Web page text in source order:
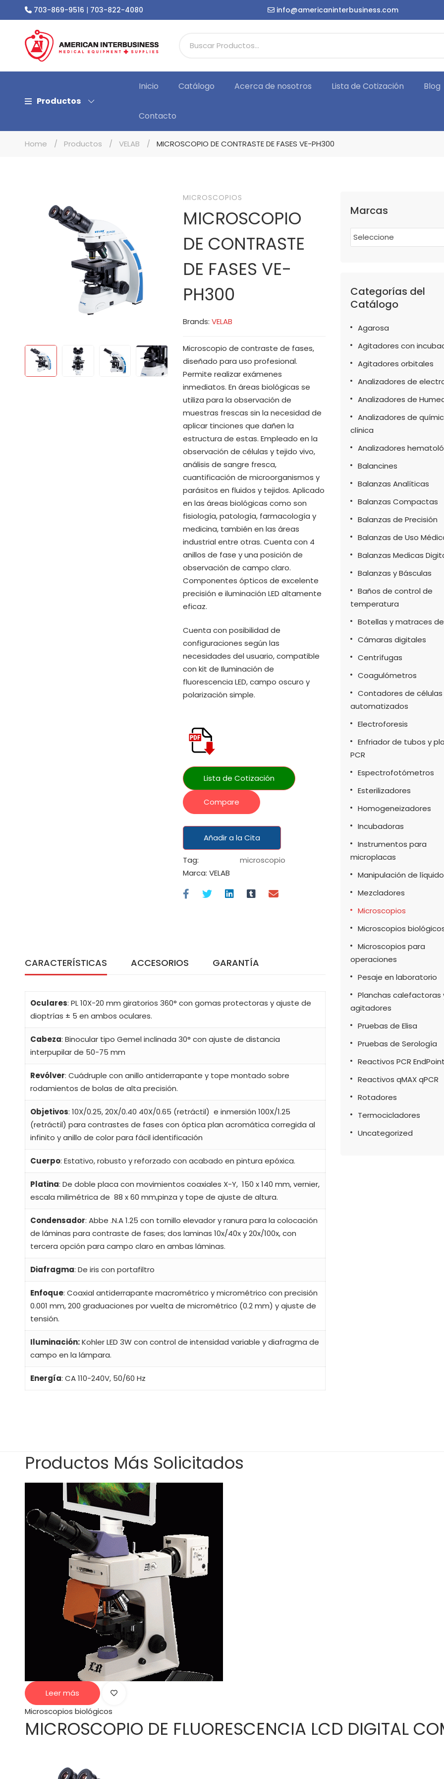
703-869-9516 | 703-822-4080 info@americaninterbusiness.com
Productos
Inicio Catálogo Acerca de nosotros Lista de Cotización Blog
Contacto
Home Productos VELAB MICROSCOPIO DE CONTRASTE DE FASES VE-PH300
MICROSCOPIOS
MICROSCOPIO
DE CONTRASTE
DE FASES VE-
PH300
Brands: VELAB
Microscopio de contraste de fases,
diseñado para uso profesional.
Permite realizar exámenes
inmediatos. En áreas biológicas se
utiliza para la observación de
muestras frescas sin la necesidad de
aplicar tinciones que dañen la
estructura de estas. Empleado en la
observación de células y tejido vivo,
análisis de sangre fresca,
cuantificación de microorganismos y
parásitos en fluidos y tejidos. Aplicado
en las áreas biológicas como son
fisiología, patología, farmacología y
medicina, también en las áreas
industrial entre otras. Cuenta con 4
anillos de fase y una posición de
observación de campo claro.
Componentes ópticos de excelente
precisión e iluminación LED altamente
eficaz.
Cuenta con posibilidad de
configuraciones según las
necesidades del usuario, compatible
con kit de Iluminación de
fluorescencia LED, campo oscuro y
polarización simple.
Lista de Cotización
Compare
Añadir a la Cita
Tag:
microscopio
Marca: VELAB
CARACTERÍSTICAS ACCESORIOS GARANTÍA
Oculares: PL 10X-20 mm giratorios 360° con gomas protectoras y ajuste de
dioptrías ± 5 en ambos oculares.
Cabeza: Binocular tipo Gemel inclinada 30° con ajuste de distancia
interpupilar de 50-75 mm
Revólver: Cuádruple con anillo antiderrapante y tope montado sobre
rodamientos de bolas de alta precisión.
Objetivos: 10X/0.25, 20X/0.40 40X/0.65 (retráctil) e inmersión 100X/1.25
(retráctil) para contrastes de fases con óptica plan acromática corregida al
infinito y anillo de color para fácil identificación
Cuerpo: Estativo, robusto y reforzado con acabado en pintura epóxica.
Platina: De doble placa con movimientos coaxiales X-Y, 150 x 140 mm, vernier,
escala milimétrica de 88 x 60 mm,pinza y tope de ajuste de altura.
Condensador: Abbe .N.A 1.25 con tornillo elevador y ranura para la colocación
de láminas para contraste de fases; dos laminas 10x/40x y 20x/100x, con
tercera opción para campo claro en ambas láminas.
Diafragma: De iris con portafiltro
Enfoque: Coaxial antiderrapante macrométrico y micrométrico con precisión
0.001 mm, 200 graduaciones por vuelta de micrométrico (0.2 mm) y ajuste de
tensión.
Iluminación:Kohler LED 3W con control de intensidad variable y diafragma de
campo en la lámpara.
Energía: CA 110-240V, 50/60 Hz
Marcas
Seleccione
Categorías del
Catálogo
Agarosa
Agitadores con
Agitadores orbitales
Analizadores de
Analizadores de
Analizadores de
clínica
Analizadores
Balancines
Balanzas Analíticas
Balanzas Compactas
Balanzas de Precisión
Balanzas de Uso
Balanzas Medicas
Balanzas y Básculas
Baños de control de
temperatura
Botellas y matraces
Cámaras digitales
Centrífugas
Coagulómetros
Contadores de células
automatizados
Electroforesis
Enfriador de tubos y
PCR
Espectrofotómetros
Esterilizadores
Homogeneizadores
Incubadoras
Instrumentos para
microplacas
Manipulación de
Mezcladores
Microscopios
Microscopios
Microscopios para
operaciones
Pesaje en laboratorio
Planchas calefactoras
agitadores
Pruebas de Elisa
Pruebas de Serología
Reactivos PCR EndPoint
Reactivos qMAX qPCR
Rotadores
Termocicladores
Uncategorized
Productos Más Solicitados
Leer más
Microscopios biológicos
MICROSCOPIO DE FLUORESCENCIA LCD DIGITAL